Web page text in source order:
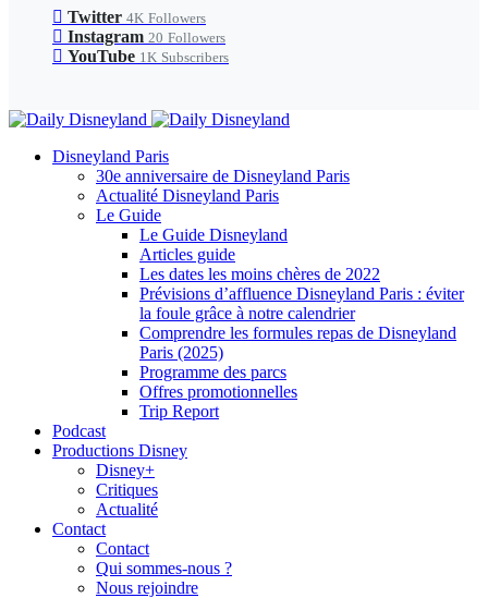
Twitter 4K Followers
Instagram 20 Followers
YouTube 1K Subscribers
Disneyland Paris
30e anniversaire de Disneyland Paris
Actualité Disneyland Paris
Le Guide
Le Guide Disneyland
Articles guide
Les dates les moins chères de 2022
Prévisions d’affluence Disneyland Paris : éviter
la foule grâce à notre calendrier
Comprendre les formules repas de Disneyland
Paris (2025)
Programme des parcs
Offres promotionnelles
Trip Report
Podcast
Productions Disney
Disney+
Critiques
Actualité
Contact
Contact
Qui sommes-nous ?
Nous rejoindre